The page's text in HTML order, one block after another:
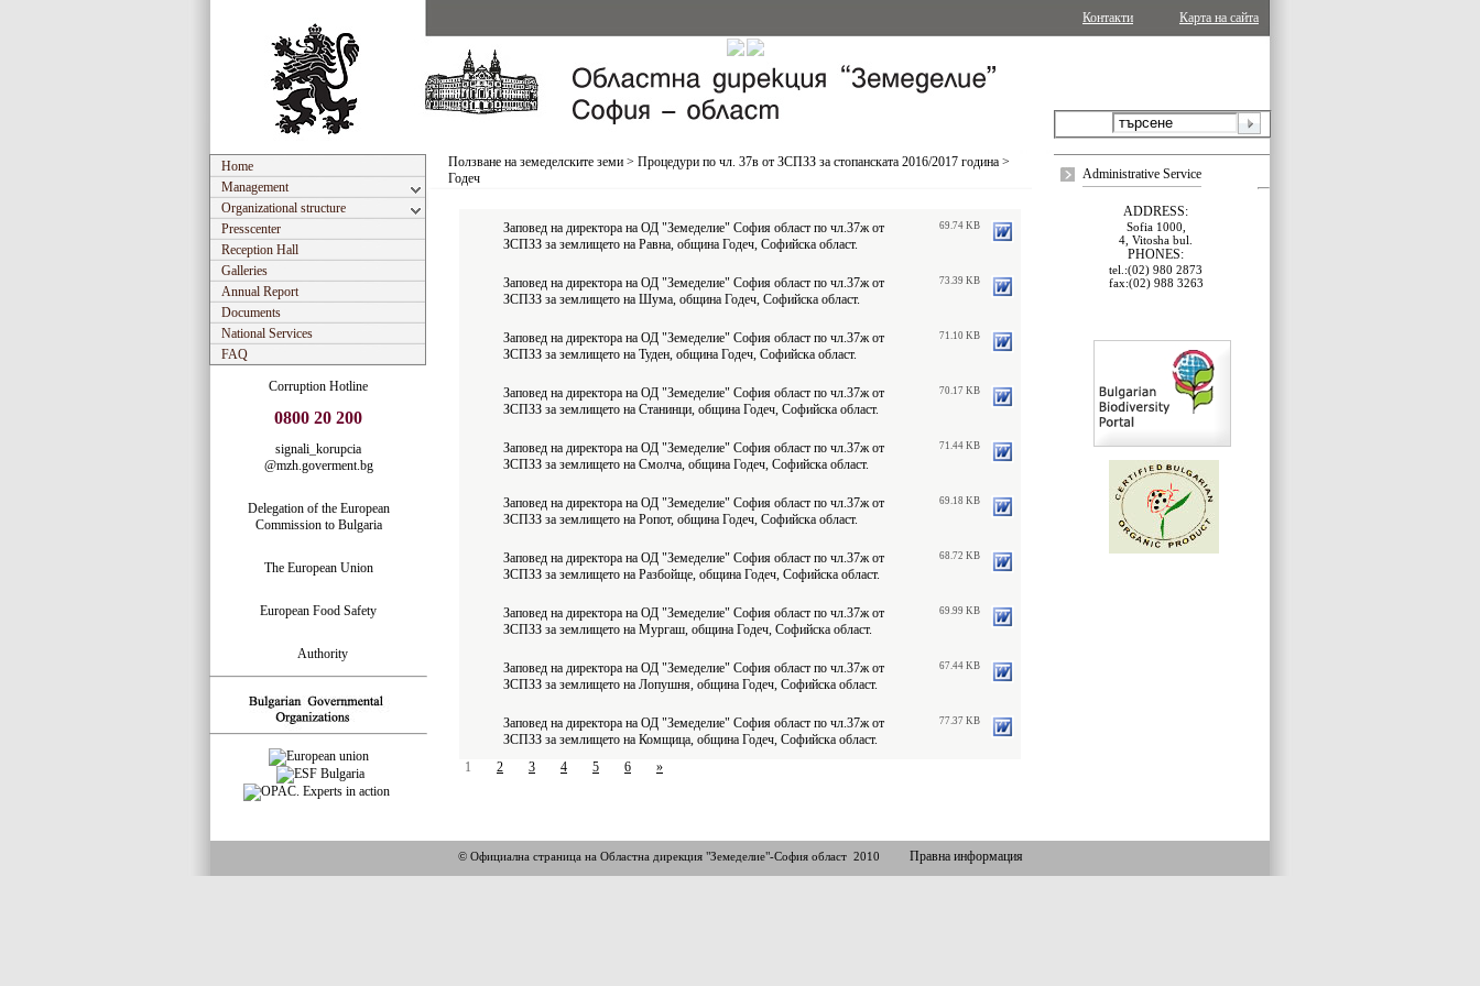
Карта на сайта
Контакти
Home
Management
Organizational structure
Presscenter
Reception Hall
Galleries
Annual Report
Documents
National Services
FAQ
Corruption Hotline
0800 20 200
signali_korupcia
@mzh.goverment.bg
Delegation of the European
Commission to Bulgaria
The European Union
European Food Safety
Authority
Ползване на земеделските земи > Процедури по чл. 37в от ЗСПЗЗ за стопанската 2016/2017 година >
Годеч
Заповед на директора на ОД "Земеделие" София област по чл.37ж от
ЗСПЗЗ за землището на Равна, община Годеч, Софийска област.
69.74 KB
Заповед на директора на ОД "Земеделие" София област по чл.37ж от
ЗСПЗЗ за землището на Шума, община Годеч, Софийска област.
73.39 KB
Заповед на директора на ОД "Земеделие" София област по чл.37ж от
ЗСПЗЗ за землището на Туден, община Годеч, Софийска област.
71.10 KB
Заповед на директора на ОД "Земеделие" София област по чл.37ж от
ЗСПЗЗ за землището на Станинци, община Годеч, Софийска област.
70.17 KB
Заповед на директора на ОД "Земеделие" София област по чл.37ж от
ЗСПЗЗ за землището на Смолча, община Годеч, Софийска област.
71.44 KB
Заповед на директора на ОД "Земеделие" София област по чл.37ж от
ЗСПЗЗ за землището на Ропот, община Годеч, Софийска област.
69.18 KB
Заповед на директора на ОД "Земеделие" София област по чл.37ж от
ЗСПЗЗ за землището на Разбойще, община Годеч, Софийска област.
68.72 KB
Заповед на директора на ОД "Земеделие" София област по чл.37ж от
ЗСПЗЗ за землището на Мургаш, община Годеч, Софийска област.
69.99 KB
Заповед на директора на ОД "Земеделие" София област по чл.37ж от
ЗСПЗЗ за землището на Лопушня, община Годеч, Софийска област.
67.44 KB
Заповед на директора на ОД "Земеделие" София област по чл.37ж от
ЗСПЗЗ за землището на Комщица, община Годеч, Софийска област.
77.37 KB
1 2 3 4 5 6 »
Administrative Service
ADDRESS:
Sofia 1000,
4, Vitosha bul.
PHONES:
tel.:(02) 980 2873
fax:(02) 988 3263
© Официална страница на Областна дирекция "Земеделие"-София област 2010 Правна информация